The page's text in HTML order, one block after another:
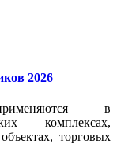
2026
в
комплексах,
торговых